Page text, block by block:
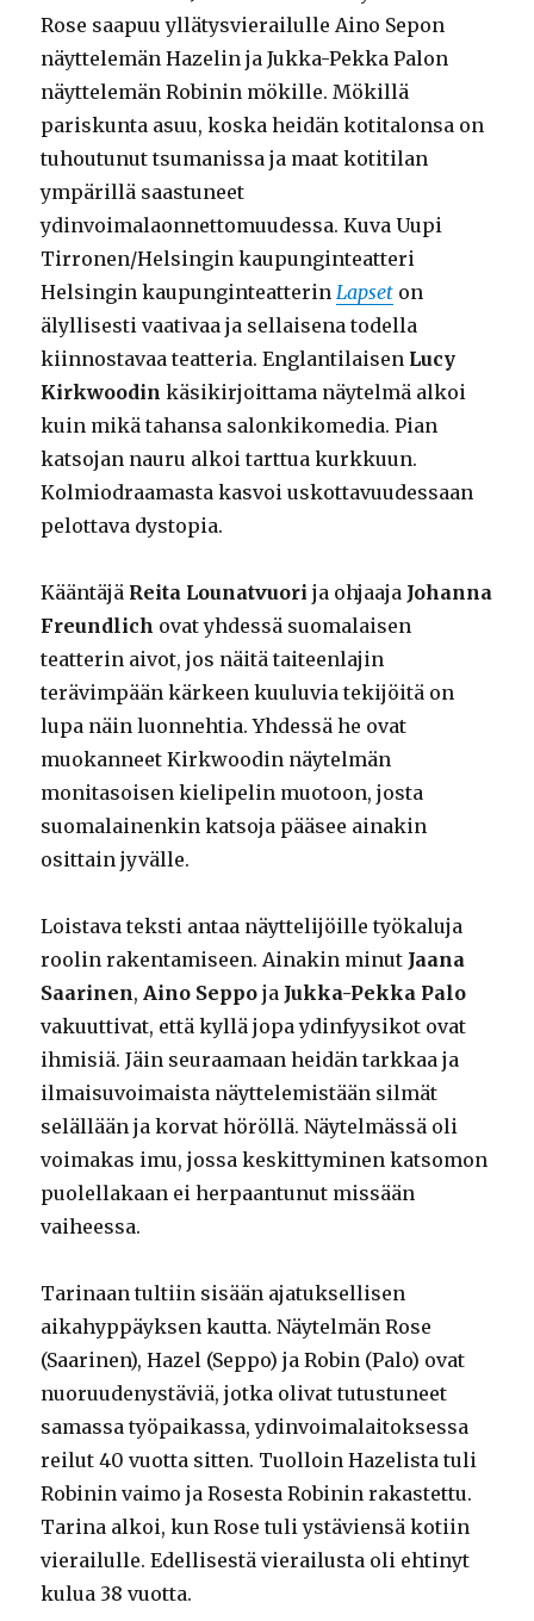
Rose saapuu yllätysvierailulle Aino Sepon
näyttelemän Hazelin ja Jukka-Pekka Palon
näyttelemän Robinin mökille. Mökillä
pariskunta asuu, koska heidän kotitalonsa on
tuhoutunut tsumanissa ja maat kotitilan
ympärillä saastuneet
ydinvoimalaonnettomuudessa. Kuva Uupi
Tirronen/Helsingin kaupunginteatteri
Helsingin kaupunginteatterinLapset on
älyllisesti vaativaa ja sellaisena todella
kiinnostavaa teatteria. Englantilaisen Lucy
Kirkwoodin käsikirjoittama näytelmä alkoi
kuin mikä tahansa salonkikomedia. Pian
katsojan nauru alkoi tarttua kurkkuun.
Kolmiodraamasta kasvoi uskottavuudessaan
pelottava dystopia.
Kääntäjä Reita Lounatvuori ja ohjaaja Johanna
Freundlich ovat yhdessä suomalaisen
teatterin aivot, jos näitä taiteenlajin
terävimpään kärkeen kuuluvia tekijöitä on
lupa näin luonnehtia. Yhdessä he ovat
muokanneet Kirkwoodin näytelmän
monitasoisen kielipelin muotoon, josta
suomalainenkin katsoja pääsee ainakin
osittain jyvälle.
Loistava teksti antaa näyttelijöille työkaluja
roolin rakentamiseen. Ainakin minut Jaana
Saarinen,Aino Seppo ja Jukka-Pekka Palo
vakuuttivat, että kyllä jopa ydinfyysikot ovat
ihmisiä. Jäin seuraamaan heidän tarkkaa ja
ilmaisuvoimaista näyttelemistään silmät
selällään ja korvat höröllä. Näytelmässä oli
voimakas imu, jossa keskittyminen katsomon
puolellakaan ei herpaantunut missään
vaiheessa.
Tarinaan tultiin sisään ajatuksellisen
aikahyppäyksen kautta. Näytelmän Rose
(Saarinen), Hazel (Seppo) ja Robin (Palo) ovat
nuoruudenystäviä, jotka olivat tutustuneet
samassa työpaikassa, ydinvoimalaitoksessa
reilut 40 vuotta sitten. Tuolloin Hazelista tuli
Robinin vaimo ja Rosesta Robinin rakastettu.
Tarina alkoi, kun Rose tuli ystäviensä kotiin
vierailulle. Edellisestä vierailusta oli ehtinyt
kulua 38 vuotta.